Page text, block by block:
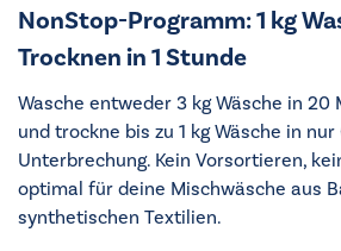
NonStop-Programm: 1 kg
Trocknen in 1 Stunde
Wasche entweder 3 kg Wäsche in 20
und trockne bis zu 1 kg Wäsche in
Unterbrechung. Kein Vorsortieren,
optimal für deine Mischwäsche aus
synthetischen Textilien.